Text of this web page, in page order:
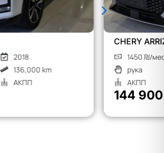
Гибрид
MG S9
190